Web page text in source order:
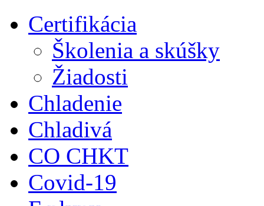
Certifikácia
Školenia a skúšky
Žiadosti
Chladenie
Chladivá
CO CHKT
Covid-19